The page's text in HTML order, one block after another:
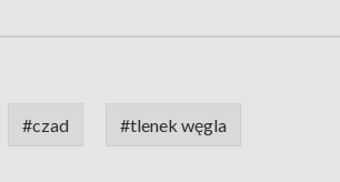
#czad #tlenek węgla